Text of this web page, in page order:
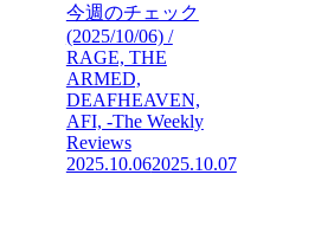
今週のチェック
(2025/10/06) /
RAGE, THE
ARMED,
DEAFHEAVEN,
AFI, -The Weekly
Reviews
2025.10.062025.10.07